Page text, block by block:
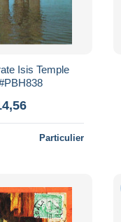
Isis Temple
Particulier